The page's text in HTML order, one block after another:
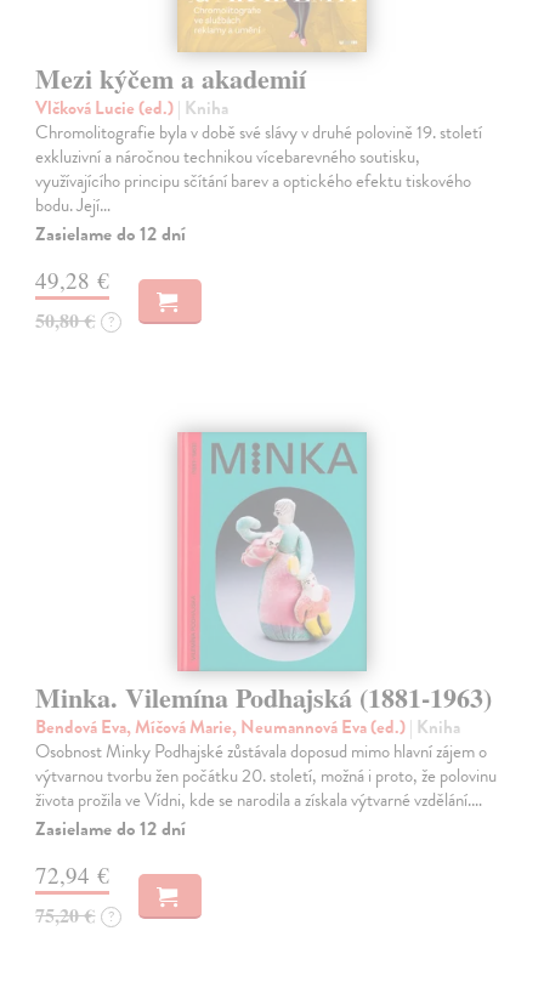
Mezi kýčem a akademií
Vlčková Lucie (ed.)| Kniha
Chromolitografie byla v době své slávy v druhé polovině 19. století
exkluzivní a náročnou technikou vícebarevného soutisku,
využívajícího principu sčítání barev a optického efektu tiskového
bodu. Její…
Zasielame do 12 dní
49,28 €
50,80 € ?
Minka. Vilemína Podhajská (1881-1963)
Bendová Eva, Míčová Marie, Neumannová Eva (ed.)| Kniha
Osobnost Minky Podhajské zůstávala doposud mimo hlavní zájem o
výtvarnou tvorbu žen počátku 20. století, možná i proto, že polovinu
života prožila ve Vídni, kde se narodila a získala výtvarné vzdělání.…
Zasielame do 12 dní
72,94 €
75,20 € ?